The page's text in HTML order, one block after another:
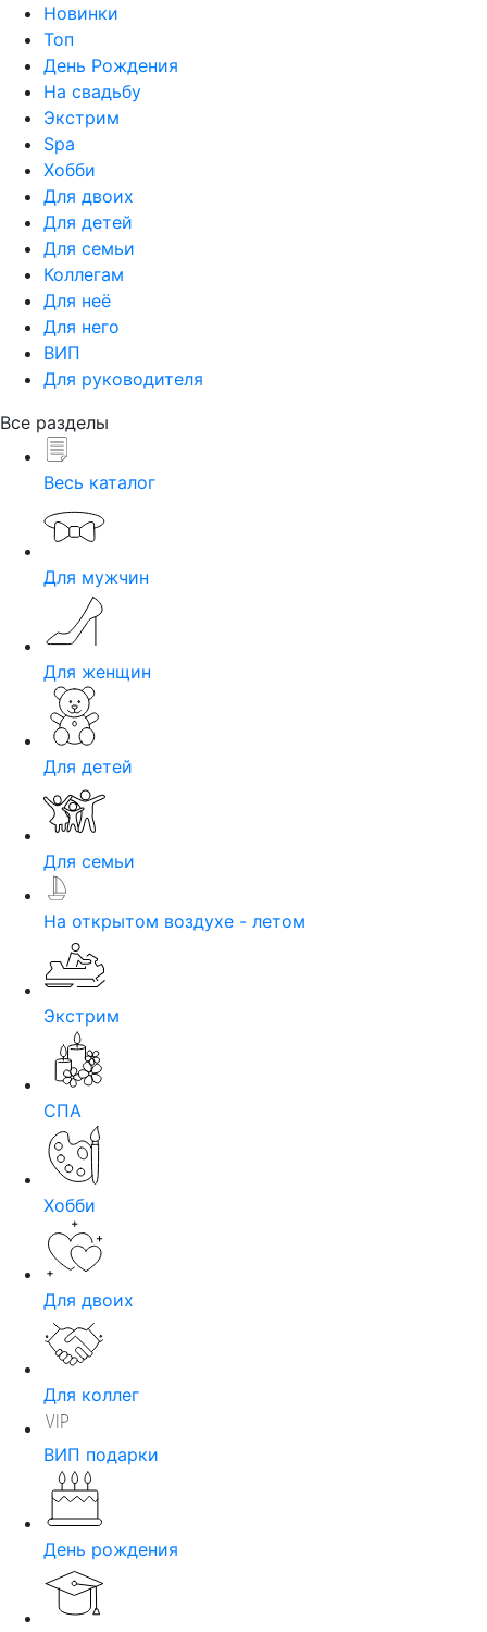
Новинки
Топ
День Рождения
На свадьбу
Экстрим
Spa
Хобби
Для двоих
Для детей
Для семьи
Коллегам
Для неё
Для него
ВИП
Для руководителя
Все разделы
Весь каталог
Для мужчин
Для женщин
Для детей
Для семьи
На открытом воздухе - летом
Экстрим
СПА
Хобби
Для двоих
Для коллег
ВИП подарки
День рождения